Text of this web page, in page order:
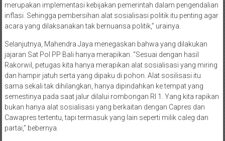
merupakan implementasi kebijakan pemerintah dalam pengendalian
inflasi. Sehingga pembersihan alat sosialisasi politik itu penting agar
acara yang dilaksanakan tak bernuansa politik,” urainya.
Selanjutnya, Mahendra Jaya menegaskan bahwa yang dilakukan
jajaran Sat Pol PP Bali hanya merapikan. “Sesuai dengan hasil
Rakorwil, petugas kita hanya merapikan alat sosialisasi yang miring
dan hampir jatuh serta yang dipaku di pohon. Alat sosilisasi itu
sama sekali tak dihilangkan, hanya dipindahkan ke tempat yang
semestinya pada saat jalur dilalui rombongan RI 1. Yang kita rapikan
bukan hanya alat sosialisasi yang berkaitan dengan Capres dan
Cawapres tertentu, tapi termasuk yang lain seperti milik caleg dan
partai,” bebernya.